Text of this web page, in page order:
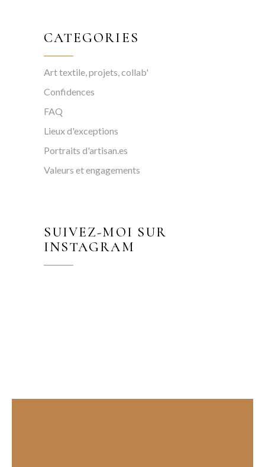
CATEGORIES
Art textile, projets, collab'
Confidences
FAQ
Lieux d'exceptions
Portraits d'artisan.es
Valeurs et engagements
SUIVEZ-MOI SUR
INSTAGRAM